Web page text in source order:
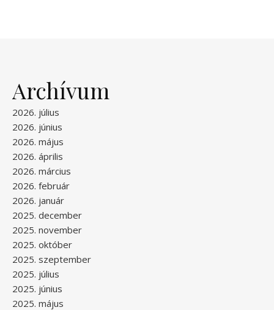
Archívum
2026. július
2026. június
2026. május
2026. április
2026. március
2026. február
2026. január
2025. december
2025. november
2025. október
2025. szeptember
2025. július
2025. június
2025. május